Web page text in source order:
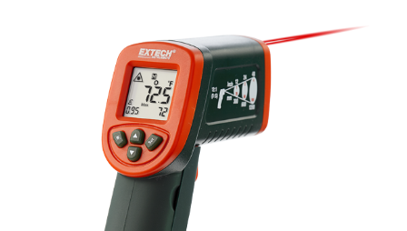
Surse de alimentare
Osciloscoape AXIOMET